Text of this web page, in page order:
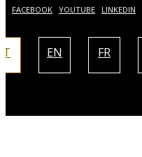
FACEBOOK YOUTUBE LINKEDIN
IT EN FR